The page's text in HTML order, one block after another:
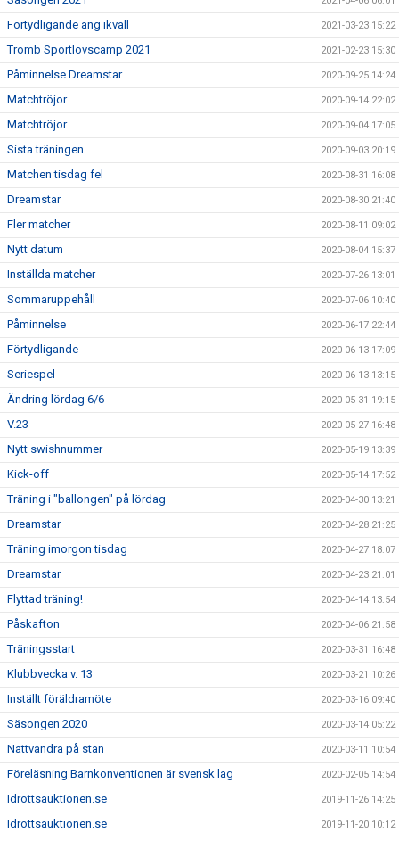
Förtydligande ang ikväll 2021-03-23 15:22
Tromb Sportlovscamp 2021 2021-02-23 15:30
Påminnelse Dreamstar 2020-09-25 14:24
Matchtröjor 2020-09-14 22:02
Matchtröjor 2020-09-04 17:05
Sista träningen 2020-09-03 20:19
Matchen tisdag fel 2020-08-31 16:08
Dreamstar 2020-08-30 21:40
Fler matcher 2020-08-11 09:02
Nytt datum 2020-08-04 15:37
Inställda matcher 2020-07-26 13:01
Sommaruppehåll 2020-07-06 10:40
Påminnelse 2020-06-17 22:44
Förtydligande 2020-06-13 17:09
Seriespel 2020-06-13 13:15
Ändring lördag 6/6 2020-05-31 19:15
V.23 2020-05-27 16:48
Nytt swishnummer 2020-05-19 13:39
Kick-off 2020-05-14 17:52
Träning i "ballongen" på lördag 2020-04-30 13:21
Dreamstar 2020-04-28 21:25
Träning imorgon tisdag 2020-04-27 18:07
Dreamstar 2020-04-23 21:01
Flyttad träning! 2020-04-14 13:54
Påskafton 2020-04-06 21:58
Träningsstart 2020-03-31 16:48
Klubbvecka v. 13 2020-03-21 10:26
Inställt föräldramöte 2020-03-16 09:40
Säsongen 2020 2020-03-14 05:22
Nattvandra på stan 2020-03-11 10:54
Föreläsning Barnkonventionen är svensk lag 2020-02-05 14:54
Idrottsauktionen.se 2019-11-26 14:25
Idrottsauktionen.se 2019-11-20 10:12